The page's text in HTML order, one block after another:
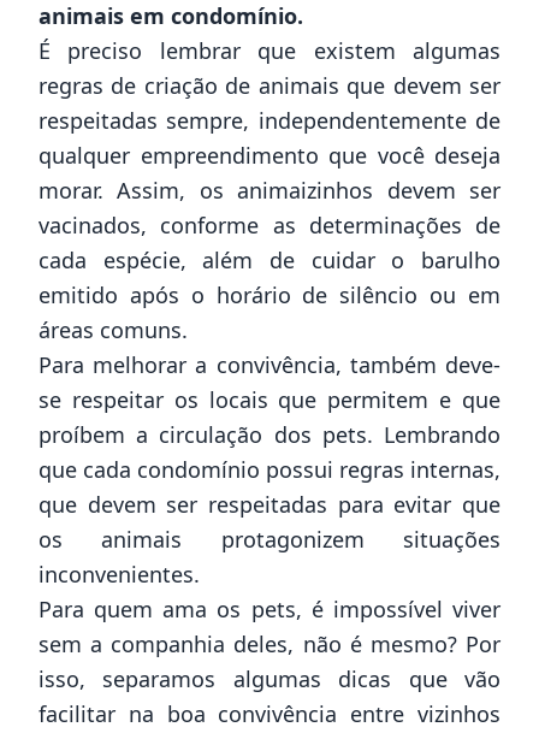
animais em condomínio.
É preciso lembrar que existem algumas
regras de criação de animais que devem ser
respeitadas sempre, independentemente de
qualquer empreendimento que você deseja
morar. Assim, os animaizinhos devem ser
vacinados, conforme as determinações de
cada espécie, além de cuidar o barulho
emitido após o horário de silêncio ou em
áreas comuns.
Para melhorar a convivência, também deve-
se respeitar os locais que permitem e que
proíbem a circulação dos pets. Lembrando
que cada condomínio possui regras internas,
que devem ser respeitadas para evitar que
os animais protagonizem situações
inconvenientes.
Para quem ama os pets, é impossível viver
sem a companhia deles, não é mesmo? Por
isso, separamos algumas dicas que vão
facilitar na boa convivência entre vizinhos